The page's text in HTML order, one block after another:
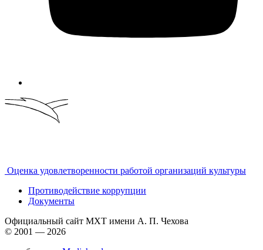
Оценка удовлетворенности работой организаций культуры
Противодействие коррупции
Документы
Официальный сайт МХТ имени А. П. Чехова
© 2001 — 2026